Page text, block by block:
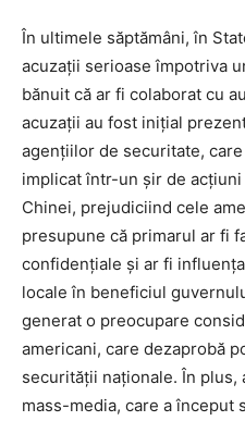
În ultimele săptămâni, în
acuzații serioase împotriva
bănuit că ar fi colaborat cu
acuzații au fost inițial
agențiilor de securitate,
implicat într-un șir de
Chinei, prejudiciind cele
presupune că primarul ar fi
confidențiale și ar fi
locale în beneficiul
generat o preocupare
americani, care dezaprobă
securității naționale. În plus,
mass-media, care a început